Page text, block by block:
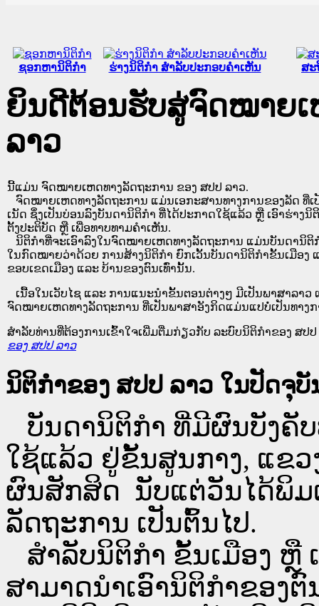
ຊອກຫານິຕິກໍາ ຮ່າງນິຕິກໍາ ສໍາລັບປະກອບຄໍາເຫັນ ສະ
ຍິນດີຕ້ອນຮັບສູ່ຈົດໝາຍເ
ລາວ
ນີ້ແມ່ນ ຈົດໝາຍເຫດທາງລັດຖະການ ຂອງ ສປປ ລາວ.
ຈົດໝາຍເຫດທາງລັດຖະການ ແມ່ນ​ເອ​ກະ​ສານ​ທາງ​ການ​ຂອງ​ລັດ ທີ່​ເ
ເນັດ ຊຶ່ງ​ເປັນ​ບ່ອນ​ລົງ​ບັນ​ດາ​ນິ​ຕິ​ກຳ ທີ່ໄດ້ປະກາດໃຊ້ແລ້ວ ຫຼື ເອົາຮ່າງ
ຕັ້ງ​ປະ​ຕິ​ບັດ ຫຼື ເພື່ອທາບທາມຄໍາເຫັນ.
ນິ​ຕິ​ກຳ​ທີ່​ຈະ​ເອົາ​ລົງ​ໃນ​ຈົດ​ໝາຍ​ເຫດ​ທາງ​ລັດ​ຖະ​ການ ​ແມ່ນ​ບັນ​ດາ​ນິ​ຕິ​
ໃນ​ກົດ​ໝາຍ​ວ່າ​ດ້ວຍ​ ການ​ສ້າງ​ນິ​ຕິ​ກຳ ຍົກ​ເວັ້ນ​ບັນ​ດານິ​ຕິ​ກຳ​ຂັ້ນ​ເມືອງ
ຂອບ​ເຂດ​ເມືອງ ແລະ ບ້ານ​ຂອງ​ຕົນ​ເທົ່າ​ນັ້ນ.
ເນື້ອໃນ​ເວັບ​ໄຊ​ ແລະ ການແນະນໍາຂັ້ນຕອນຕ່າງໆ ມີເປັນພາສາລາວ
ຈົດໝາຍເຫດທາງລັດຖະການ ທີ່ເປັນພາສາອັງກິດແມ່ນແປບໍ່ເປັນທາງ
ສໍາລັບທ່ານທີ່ຕ້ອງການເຂົ້າໃຈເພີ່ມຕື່ມກ່ຽວກັບ ລະບົບນິຕິກຳຂອງ ສປປ
ຂອງ ສປປ ລາວ
ນິຕິກຳຂອງ ສປປ ລາວ ໃນປັດຈຸ
ບັນດານິຕິກໍາ ທີ່ມີຜົນບັງຄັ
ໃຊ້ແລ້ວ ຢູ່ຂັ້ນ​ສູນ​ກາງ, ແຂ
ຜົນສັກສິດ ນັບ​ແຕ່​ວັນໄດ້ພິມ
ລັດຖະການ ເປັນ​ຕົ້ນ​ໄປ.
ສຳລັບນິ​ຕິ​ກຳ ຂັ້ນເມືອງ ຫຼື
ສາມາດນຳເອົານິຕິກຳຂອງ